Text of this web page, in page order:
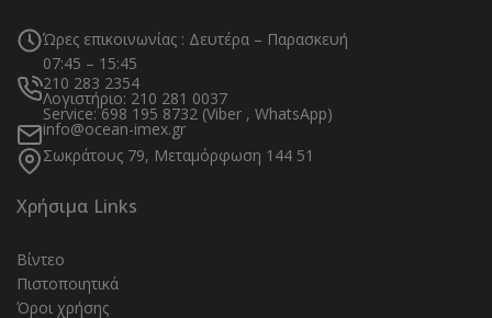
Ώρες επικοινωνίας : Δευτέρα – Παρασκευή
07:45 – 15:45
210 283 2354
Λογιστήριο: 210 281 0037
Service: 698 195 8732 (Viber , WhatsApp)
info@ocean-imex.gr
Σωκράτους 79, Μεταμόρφωση 144 51
Χρήσιμα Links
Βίντεο
Πιστοποιητικά
Όροι χρήσης